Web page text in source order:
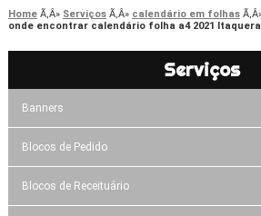
Home Serviços calendário em folhas
onde encontrar calendário folha a4 2021 Itaquera
Serviços
Banners
Blocos de Pedido
Blocos de Receituário